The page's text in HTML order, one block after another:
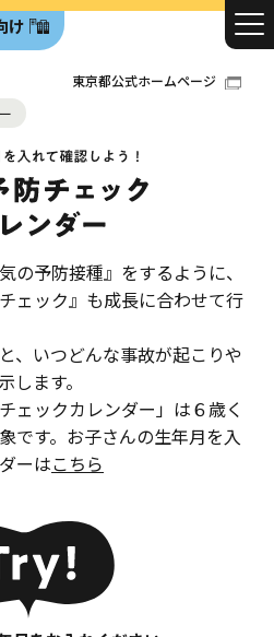
け
東京都公式ホームページ
の予防接種』をするように、
ェック』も成長に合わせて行
、いつどんな事故が起こりや
します。
ェックカレンダー」は６歳く
です。お子さんの生年月を入
ーはこちら